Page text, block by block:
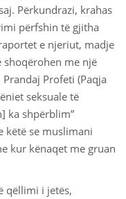
Përkundrazi, krahas
përfshin të gjitha
e njeriut, madje
shoqërohen me një
Profeti (Paqja
seksuale të
ka shpërblim”
këtë se muslimani
kur kënaqet me gruan
qëllimi i jetës,